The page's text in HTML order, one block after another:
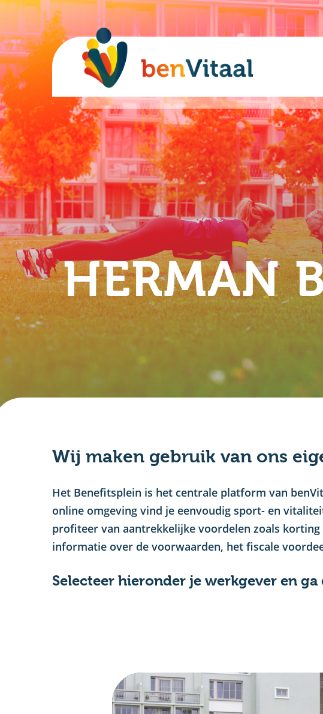
HERMAN
Wij maken gebruik van ons
Het Benefitsplein is het centrale platform van
online omgeving vind je eenvoudig sport- en
profiteer van aantrekkelijke voordelen zoals
informatie over de voorwaarden, het fiscale
Selecteer hieronder je werkgever en